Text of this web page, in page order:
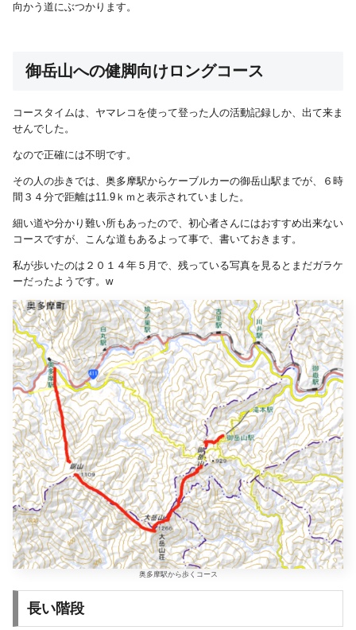
向かう道にぶつかります。
御岳山への健脚向けロングコース
コースタイムは、ヤマレコを使って登った人の活動記録しか、出て来ま
せんでした。
なので正確には不明です。
その人の歩きでは、奥多摩駅からケーブルカーの御岳山駅までが、６時
間３４分で距離は11.9ｋｍと表示されていました。
細い道や分かり難い所もあったので、初心者さんにはおすすめ出来ない
コースですが、こんな道もあるよって事で、書いておきます。
私が歩いたのは２０１４年５月で、残っている写真を見るとまだガラケ
ーだったようです。w
奥多摩駅から歩くコース
長い階段